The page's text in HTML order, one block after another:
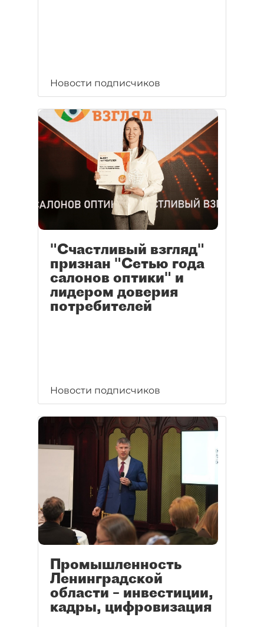
Новости подписчиков
"Счастливый взгляд"
признан "Сетью года
салонов оптики" и
лидером доверия
потребителей
Новости подписчиков
Промышленность
Ленинградской
области – инвестиции,
кадры, цифровизация